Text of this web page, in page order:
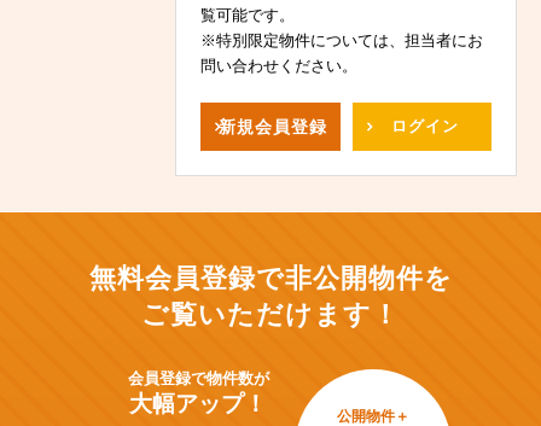
覧可能です。
※特別限定物件については、担当者にお
問い合わせください。
新規会員登録 ログイン
無料会員登録で非公開物件を
ご覧いただけます！
会員登録で物件数が
大幅アップ！
公開物件＋